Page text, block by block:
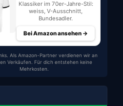
Klassiker im 70er-Jahre-Stil:
weiss, V-Ausschnitt,
Bundesadler.
Bei Amazon ansehen →
Als Amazon-Partner verdienen wir an
Verkäufen. Für dich entstehen keine
Mehrkosten.